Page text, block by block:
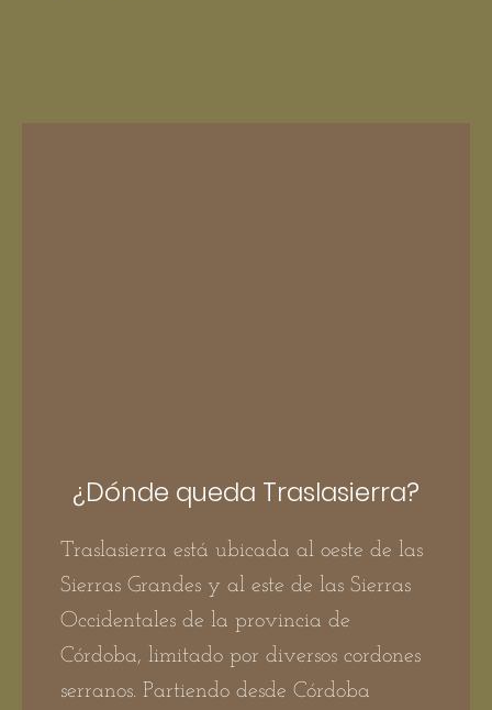
¿Dónde queda Traslasierra?
Traslasierra está ubicada al oeste de las
Sierras Grandes y al este de las Sierras
Occidentales de la provincia de
Córdoba, limitado por diversos cordones
serranos. Partiendo desde Córdoba